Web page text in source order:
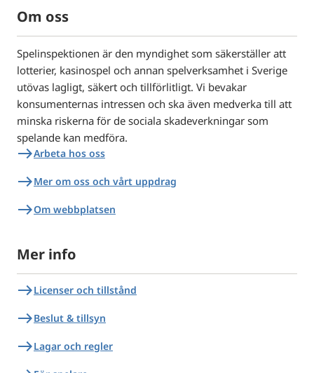
Om oss
Spelinspektionen är den myndighet som säkerställer att
lotterier, kasinospel och annan spelverksamhet i Sverige
utövas lagligt, säkert och tillförlitligt. Vi bevakar
konsumenternas intressen och ska även medverka till att
minska riskerna för de sociala skadeverkningar som
spelande kan medföra.
eastArbeta hos oss
eastMer om oss och vårt uppdrag
eastOm webbplatsen
Mer info
eastLicenser och tillstånd
eastBeslut & tillsyn
eastLagar och regler